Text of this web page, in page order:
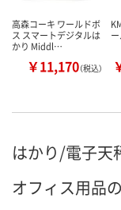
高森コーキ ワールドボ
ス スマートデジタルは
かり Middl…
￥11,170（税込）
はかり/電子天
オフィス用品